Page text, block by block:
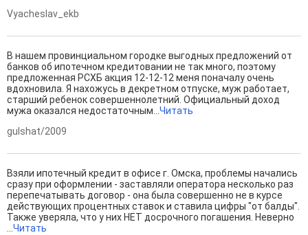
Vyacheslav_ekb
В нашем провинциальном городке выгодных предложений от
банков об ипотечном кредитовании не так много, поэтому
предложенная РСХБ акция 12-12-12 меня поначалу очень
вдохновила. Я нахожусь в декретном отпуске, муж работает,
старший ребенок совершеннолетний. Официальный доход
мужа оказался недостаточным...Читать
gulshat/2009
Взяли ипотечный кредит в офисе г. Омска, проблемы начались
сразу при оформлении - заставляли оператора несколько раз
перепечатывать договор - она была совершенно не в курсе
действующих процентных ставок и ставила цифры "от балды".
Также уверяла, что у них НЕТ досрочного погашения. Неверно
...Читать